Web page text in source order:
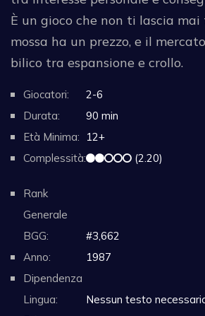
È un gioco che non ti lascia
mossa ha un prezzo, e il
bilico tra espansione e crollo.
Giocatori:
2-6
Durata:
90 min
Età Minima:
12+
Complessità:
(2.20)
Rank
Generale
BGG:
#3,662
Anno:
1987
Dipendenza
Lingua:
Nessun testo